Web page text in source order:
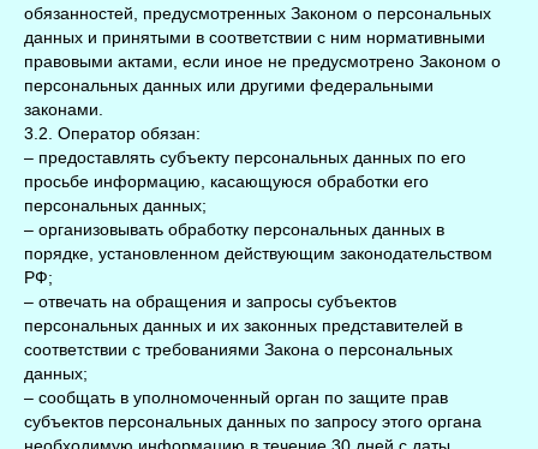
обязанностей, предусмотренных Законом о персональных
данных и принятыми в соответствии с ним нормативными
правовыми актами, если иное не предусмотрено Законом о
персональных данных или другими федеральными
законами.
3.2. Оператор обязан:
– предоставлять субъекту персональных данных по его
просьбе информацию, касающуюся обработки его
персональных данных;
– организовывать обработку персональных данных в
порядке, установленном действующим законодательством
РФ;
– отвечать на обращения и запросы субъектов
персональных данных и их законных представителей в
соответствии с требованиями Закона о персональных
данных;
– сообщать в уполномоченный орган по защите прав
субъектов персональных данных по запросу этого органа